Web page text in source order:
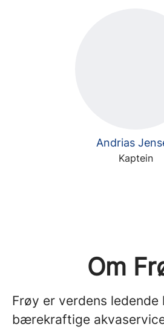
Andrias
Kaptein
Om
Frøy er verdens ledende
bærekraftige